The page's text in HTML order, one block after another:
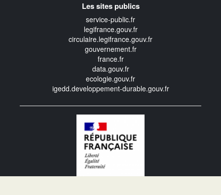
Les sites publics
service-public.fr
legifrance.gouv.fr
circulaire.legifrance.gouv.fr
gouvernement.fr
france.fr
data.gouv.fr
ecologie.gouv.fr
igedd.developpement-durable.gouv.fr